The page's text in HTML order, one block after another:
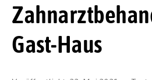
Gast-Haus